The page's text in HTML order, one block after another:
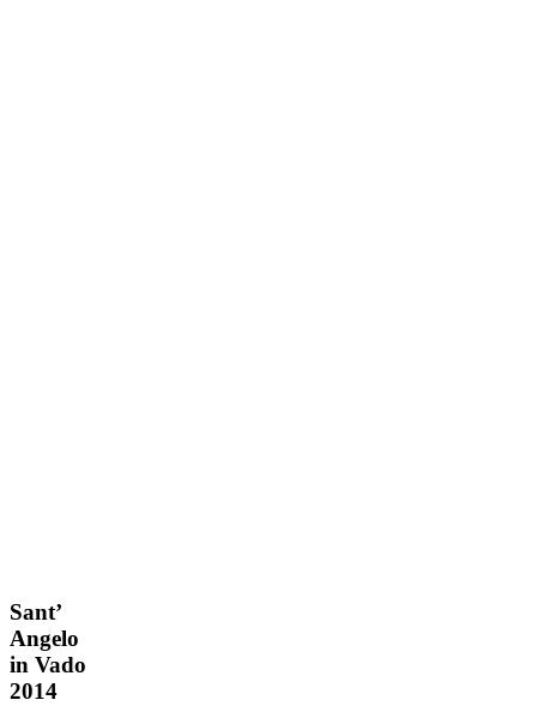
Sant’
Angelo
in
Vado
2014
Sant’
Angelo
in Vado
2014